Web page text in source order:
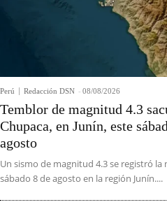
Perú Redacción DSN - 08/08/2026
Temblor de magnitud 4.3
Chupaca, en Junín, este
agosto
Un sismo de magnitud 4.3 se registró la
sábado 8 de agosto en la región Junín....